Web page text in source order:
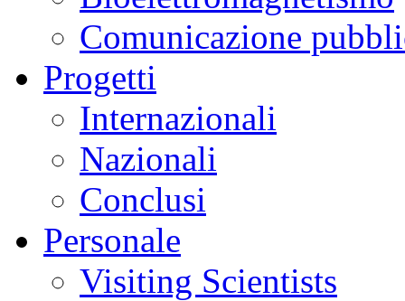
Comunicazione
Progetti
Internazionali
Nazionali
Conclusi
Personale
Visiting Scientists